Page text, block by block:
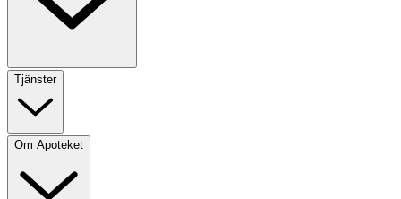
Tjänster
Om Apoteket